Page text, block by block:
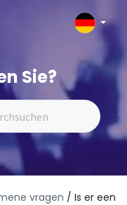
Sie?
vragen / Is er een